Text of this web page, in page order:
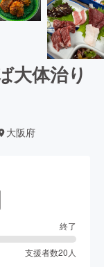
大体治り
大阪府
終了
支援者数20 人